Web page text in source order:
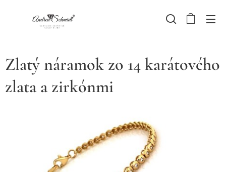
Zlatý náramok zo 14 karátového
zlata a zirkónmi